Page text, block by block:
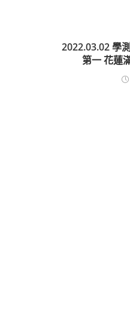
2022.03.02 學
第一 花蓮